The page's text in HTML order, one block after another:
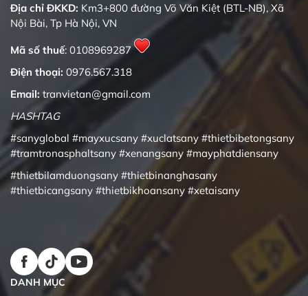
Địa chỉ ĐKKD: Km3+800 đường Võ Văn Kiệt (BTL-NB), Xã
Nội Bài, Tp Hà Nội, VN
Mã số thuế: 0108969287
Điện thoại: 0976.567.318
Email: tranvietan@gmail.com
HASHTAG
#sanyglobal #mayxucsany #xuclatsany #thietbibetongsany
#tramtronasphaltsany #xenangsany #mayphatdiensany
#thietbilamduongsany #thietbinanghasany
#thietbicangsany #thietbikhoansany #xetaisany
DANH MỤC